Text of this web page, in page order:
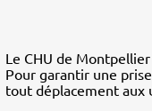
Le CHU de
Pour garantir une
tout déplacement aux